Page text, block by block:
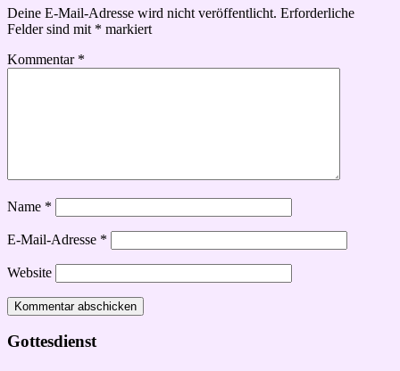
Deine E-Mail-Adresse wird nicht veröffentlicht. Erforderliche
Felder sind mit * markiert
Kommentar *
Name *
E-Mail-Adresse *
Website
Gottesdienst